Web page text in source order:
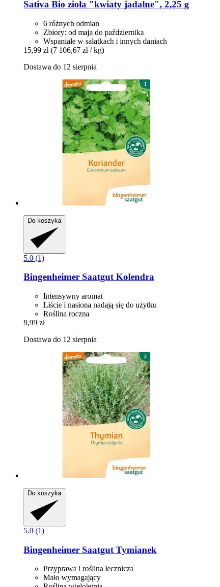
Sativa Bio zioła "kwiaty jadalne", 2,25 g
6 różnych odmian
Zbiory: od maja do października
Wspaniałe w sałatkach i innych daniach
15,99 zł (7 106,67 zł / kg)
Dostawa do 12 sierpnia
Do koszyka
5.0 (1)
Bingenheimer SaatgutKolendra
Intensywny aromat
Liście i nasiona nadają się do użytku
Roślina roczna
9,99 zł
Dostawa do 12 sierpnia
Do koszyka
5.0 (1)
Bingenheimer Saatgut Tymianek
Przyprawa i roślina lecznicza
Mało wymagający